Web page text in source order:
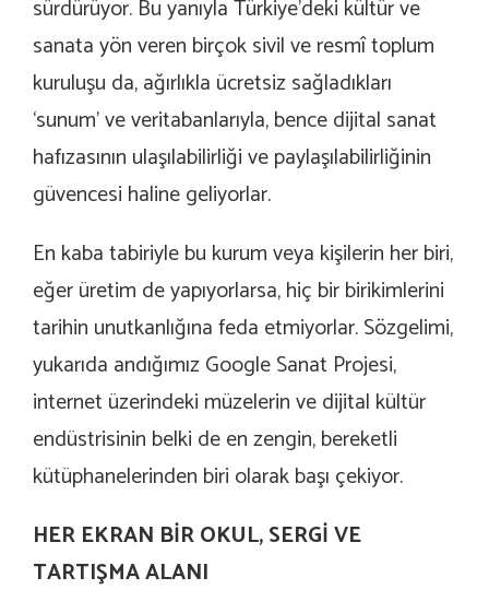
sürdürüyor. Bu yanıyla Türkiye’deki kültür ve
sanata yön veren birçok sivil ve resmî toplum
kuruluşu da, ağırlıkla ücretsiz sağladıkları
‘sunum’ ve veritabanlarıyla, bence dijital sanat
hafızasının ulaşılabilirliği ve paylaşılabilirliğinin
güvencesi haline geliyorlar.
En kaba tabiriyle bu kurum veya kişilerin her biri,
eğer üretim de yapıyorlarsa, hiç bir birikimlerini
tarihin unutkanlığına feda etmiyorlar. Sözgelimi,
yukarıda andığımız Google Sanat Projesi,
internet üzerindeki müzelerin ve dijital kültür
endüstrisinin belki de en zengin, bereketli
kütüphanelerinden biri olarak başı çekiyor.
HER EKRAN BİR OKUL, SERGİ VE
TARTIŞMA ALANI